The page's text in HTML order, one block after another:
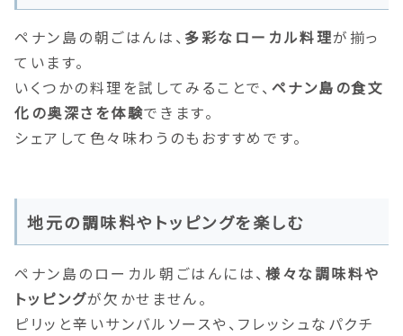
ペナン島の朝ごはんは、 多彩なローカル料理が揃っ
ています。
いくつかの料理を試してみることで、 ペナン島の食文
化の奥深さを体験できます。
シェアして色々味わうのもおすすめです。
地元の調味料やトッピングを楽しむ
ペナン島のローカル朝ごはんには、 様々な調味料や
トッピングが欠かせません。
ピリッと辛いサンバルソースや、フレッシュなパクチ